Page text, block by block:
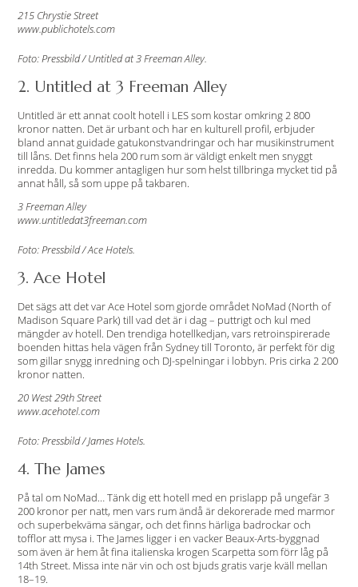
215 Chrystie Street
www.publichotels.com
Foto: Pressbild / Untitled at 3 Freeman Alley.
2. Untitled at 3 Freeman Alley
Untitled är ett annat coolt hotell i LES som kostar omkring 2 800
kronor natten. Det är urbant och har en kulturell profil, erbjuder
bland annat guidade gatukonstvandringar och har musikinstrument
till låns. Det finns hela 200 rum som är väldigt enkelt men snyggt
inredda. Du kommer antagligen hur som helst tillbringa mycket tid på
annat håll, så som uppe på takbaren.
3 Freeman Alley
www.untitledat3freeman.com
Foto: Pressbild / Ace Hotels.
3. Ace Hotel
Det sägs att det var Ace Hotel som gjorde området NoMad (North of
Madison Square Park) till vad det är i dag – puttrigt och kul med
mängder av hotell. Den trendiga hotellkedjan, vars retroinspirerade
boenden hittas hela vägen från Sydney till Toronto, är perfekt för dig
som gillar snygg inredning och DJ-spelningar i lobbyn. Pris cirka 2 200
kronor natten.
20 West 29th Street
www.acehotel.com
Foto: Pressbild / James Hotels.
4. The James
På tal om NoMad… Tänk dig ett hotell med en prislapp på ungefär 3
200 kronor per natt, men vars rum ändå är dekorerade med marmor
och superbekväma sängar, och det finns härliga badrockar och
tofflor att mysa i. The James ligger i en vacker Beaux-Arts-byggnad
som även är hem åt fina italienska krogen Scarpetta som förr låg på
14th Street. Missa inte när vin och ost bjuds gratis varje kväll mellan
18–19.